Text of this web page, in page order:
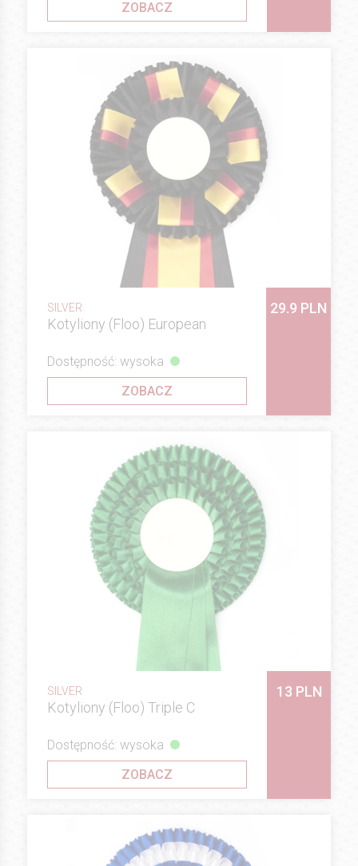
ZOBACZ
SILVER
Kotyliony (Floo) European
29.9 PLN
Dostępność: wysoka
ZOBACZ
SILVER
Kotyliony (Floo) Triple C
13 PLN
Dostępność: wysoka
ZOBACZ